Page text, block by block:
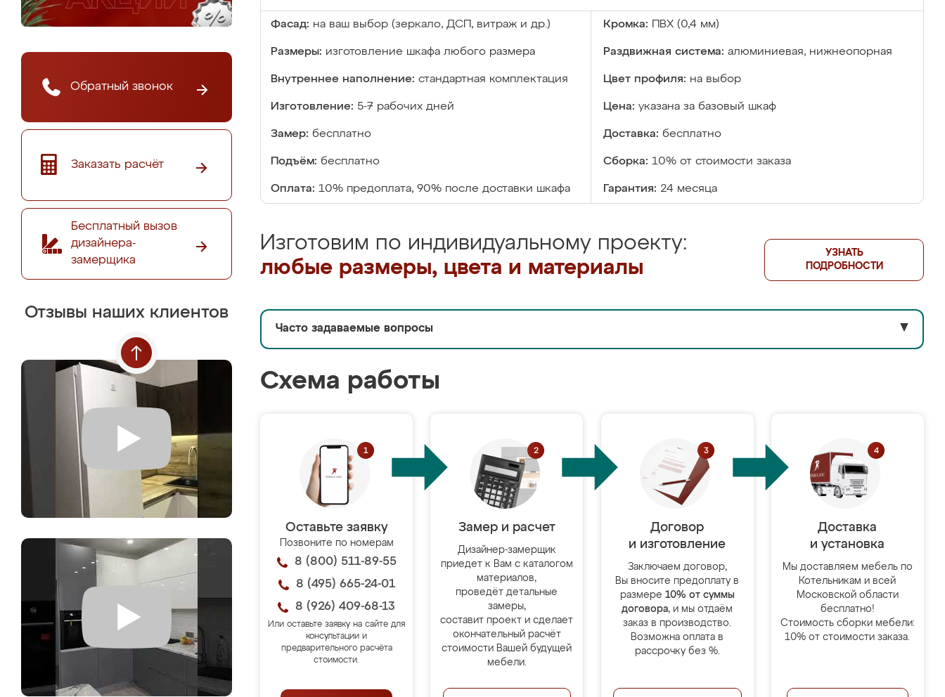
Обратный звонок
Заказать расчёт
Бесплатный вызов
дизайнера-
замерщика
Отзывы наших клиентов
Фасад: на ваш выбор (зеркало, ДСП, витраж и др.) Кромка: ПВХ (0,4 мм)
Размеры: изготовление шкафа любого размера Раздвижная система: алюминиевая, нижнеопорная
Внутреннее наполнение: стандартная комплектация Цвет профиля: на выбор
Изготовление: 5-7 рабочих дней Цена: указана за базовый шкаф
Замер: бесплатно Доставка: бесплатно
Подъём: бесплатно Сборка: 10% от стоимости заказа
Оплата: 10% предоплата, 90% после доставки шкафа Гарантия: 24 месяца
Изготовим по индивидуальному проекту:
любые размеры, цвета и материалы
УЗНАТЬ
ПОДРОБНОСТИ
Часто задаваемые вопросы ▼
Схема работы
Оставьте заявку
Позвоните по номерам
8 (800) 511-89-55
8 (495) 665-24-01
8 (926) 409-68-13
Или оставьте заявку на сайте для
консультации и
предварительного расчёта
стоимости.
Замер и расчет
Дизайнер-замерщик
приедет к Вам с каталогом
материалов,
проведёт детальные
замеры,
составит проект и сделает
окончательный расчёт
стоимости Вашей будущей
мебели.
Договор
и изготовление
Заключаем договор,
Вы вносите предоплату в
размере 10% от суммы
договора, и мы отдаём
заказ в производство.
Возможна оплата в
рассрочку без %.
Доставка
и установка
Мы доставляем мебель по
Котельникам и всей
Московской области
бесплатно!
Стоимость сборки мебели:
10% от стоимости заказа.